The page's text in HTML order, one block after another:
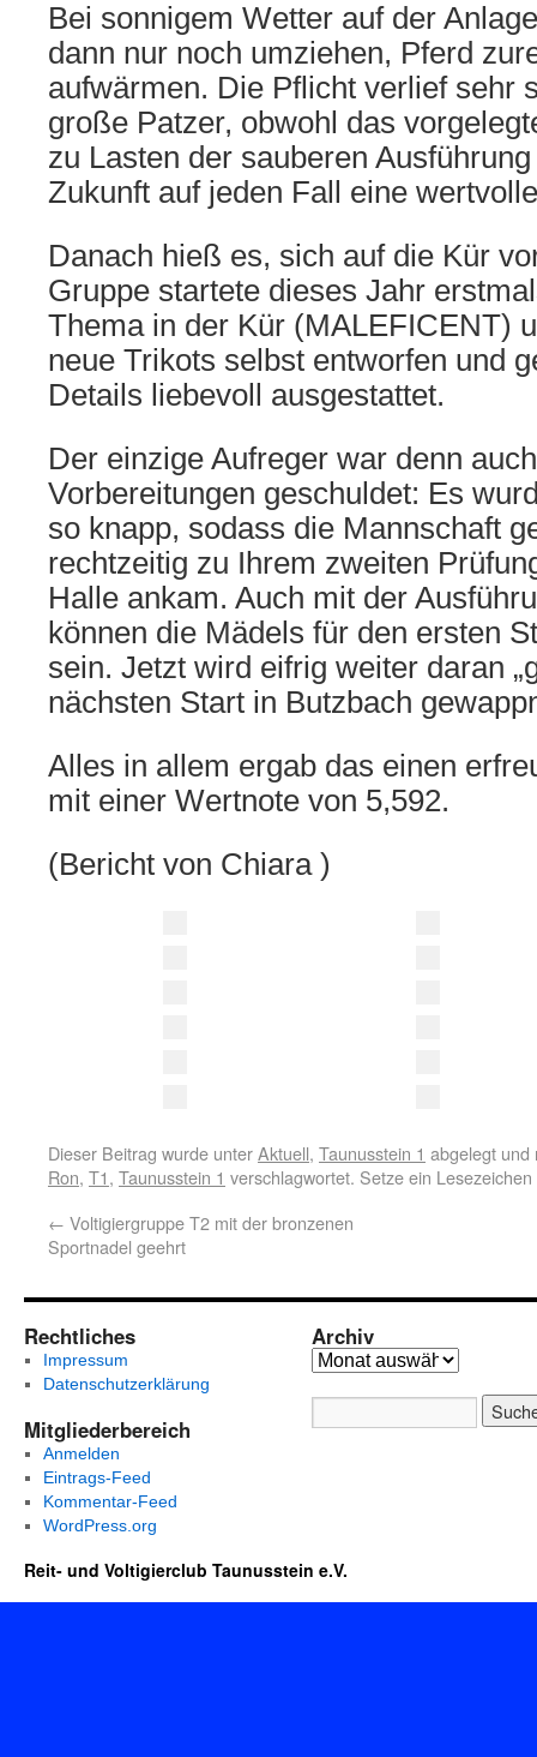
Bei sonnigem Wetter auf der
dann nur noch umziehen, Pferd
aufwärmen. Die Pflicht verlief sehr
große Patzer, obwohl das
zu Lasten der sauberen
Zukunft auf jeden Fall eine
Danach hieß es, sich auf die Kür
Gruppe startete dieses Jahr
Thema in der Kür (MALEFICENT)
neue Trikots selbst entworfen und
Details liebevoll ausgestattet.
Der einzige Aufreger war denn
Vorbereitungen geschuldet: Es
so knapp, sodass die Mannschaft
rechtzeitig zu Ihrem zweiten
Halle ankam. Auch mit der
können die Mädels für den ersten
sein. Jetzt wird eifrig weiter daran
nächsten Start in Butzbach
Alles in allem ergab das einen
mit einer Wertnote von 5,592.
(Bericht von Chiara )
Dieser Beitrag wurde unterAktuell, Taunusstein 1 abgelegt
Ron, T1, Taunusstein 1 verschlagwortet. Setze ein
← Voltigiergruppe T2 mit der bronzenen
Sportnadel geehrt
Rechtliches
Impressum
Datenschutzerklärung
Mitgliederbereich
Anmelden
Eintrags-Feed
Kommentar-Feed
WordPress.org
Archiv
Reit- und Voltigierclub Taunusstein e.V.